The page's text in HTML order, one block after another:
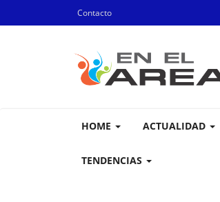
Contacto
HOME ACTUALIDAD
TENDENCIAS